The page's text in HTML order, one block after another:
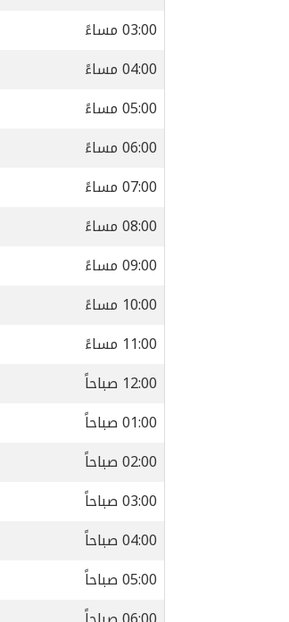
03:00 مساءً
04:00 مساءً
05:00 مساءً
06:00 مساءً
07:00 مساءً
08:00 مساءً
09:00 مساءً
10:00 مساءً
11:00 مساءً
12:00 صباحاً
01:00 صباحاً
02:00 صباحاً
03:00 صباحاً
04:00 صباحاً
05:00 صباحاً